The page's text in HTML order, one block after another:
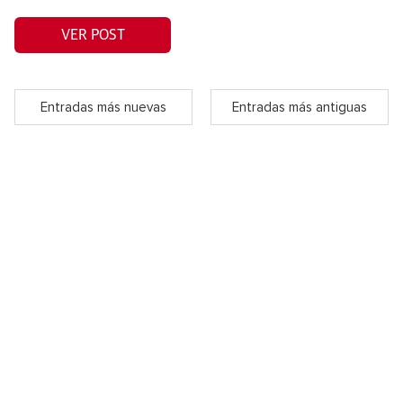
VER POST
Entradas más nuevas Entradas más antiguas